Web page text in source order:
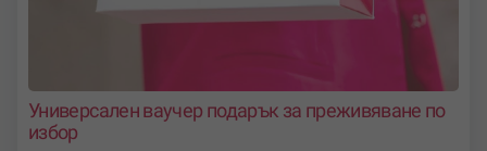
Универсален ваучер подарък за преживяване по
избор